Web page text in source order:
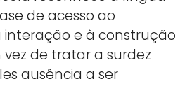
de acesso ao
e à construção
de tratar a surdez
ausência a ser